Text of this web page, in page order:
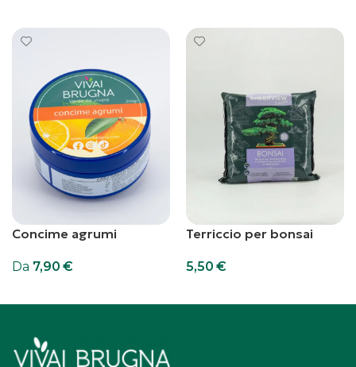
Concime agrumi
Da 7,90 €
Terriccio per bonsai
5,50 €